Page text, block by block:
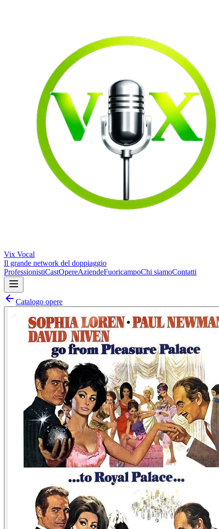
Vix Vocal
Il grande network del doppiaggio
ProfessionistiCastOpereAziendeFuoricampoChi siamoContatti
Catalogo opere